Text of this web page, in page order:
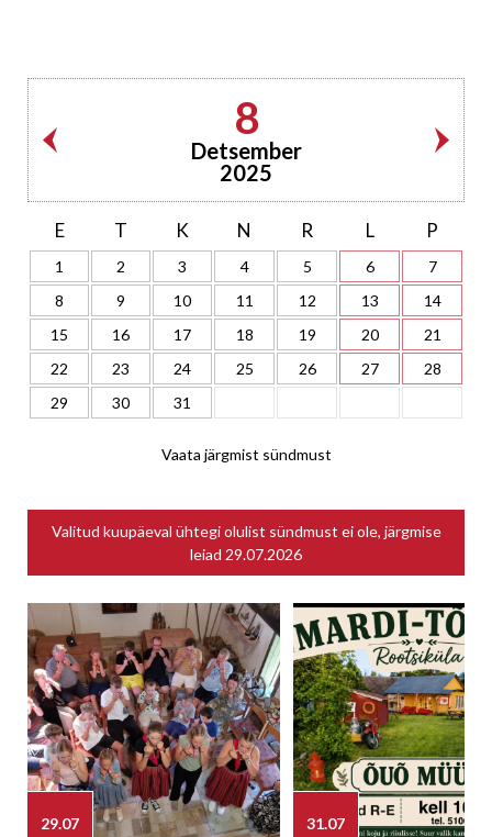
8
Detsember
2025
E T K N R L P
1 2 3 4 5 6
7
8
9 10 11 12 13
14
15
16 17 18 19 20
21
22
23 24 25 26 27
28
29
30 31
Vaata järgmist sündmust
Valitud kuupäeval ühtegi olulist sündmust ei ole, järgmise
leiad 29.07.2026
29.07 31.07